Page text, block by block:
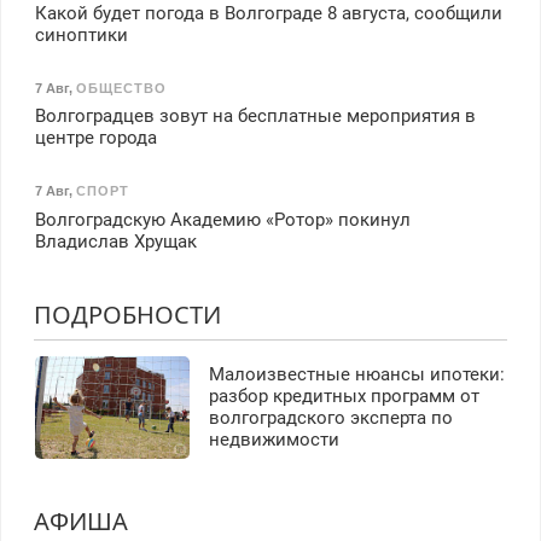
Какой будет погода в Волгограде 8 августа, сообщили
синоптики
7 Авг, ОБЩЕСТВО
Волгоградцев зовут на бесплатные мероприятия в
центре города
7 Авг, СПОРТ
Волгоградскую Академию «Ротор» покинул
Владислав Хрущак
ПОДРОБНОСТИ
Малоизвестные нюансы ипотеки:
разбор кредитных программ от
волгоградского эксперта по
недвижимости
АФИША